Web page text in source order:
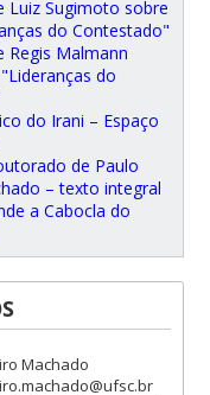
Luiz Sugimoto sobre
do Contestado"
Regis Malmann
do
do Irani – Espaço
de Paulo
– texto integral
a Cabocla do
Machado